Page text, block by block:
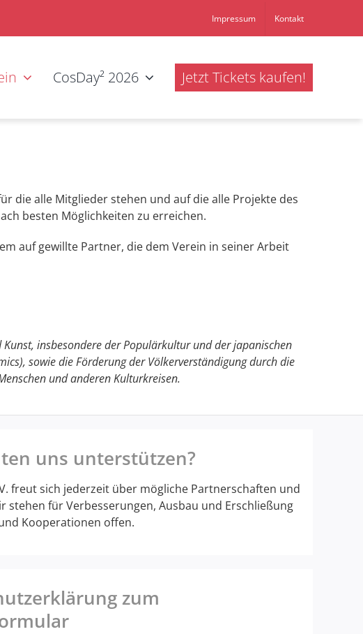
Impressum Kontakt
CosDay² 2026 Jetzt Tickets kaufen!
die alle Mitglieder stehen und auf die alle Projekte des
besten Möglichkeiten zu erreichen.
auf gewillte Partner, die dem Verein in seiner Arbeit
insbesondere der Populärkultur und der japanischen
sowie die Förderung der Völkerverständigung durch die
und anderen Kulturkreisen.
uns unterstützen?
freut sich jederzeit über mögliche Partnerschaften und
stehen für Verbesserungen, Ausbau und Erschließung
Kooperationen offen.
zum